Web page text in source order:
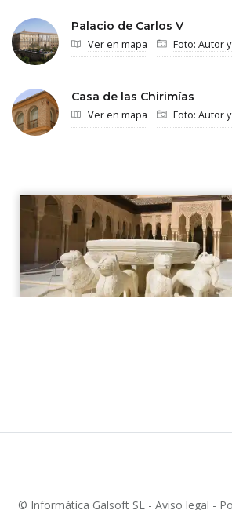
Palacio de Carlos V
Ver en mapa Foto: Autor
Casa de las Chirimías
Ver en mapa Foto: Autor
© Informática Galsoft SL - Aviso legal -